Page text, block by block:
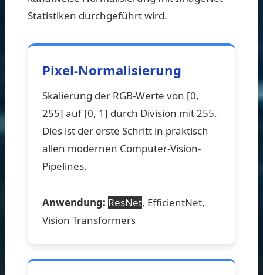
Statistiken durchgeführt wird.
Pixel-Normalisierung
Skalierung der RGB-Werte von [0,
255] auf [0, 1] durch Division mit 255.
Dies ist der erste Schritt in praktisch
allen modernen Computer-Vision-
Pipelines.
Anwendung: ResNet, EfficientNet,
Vision Transformers